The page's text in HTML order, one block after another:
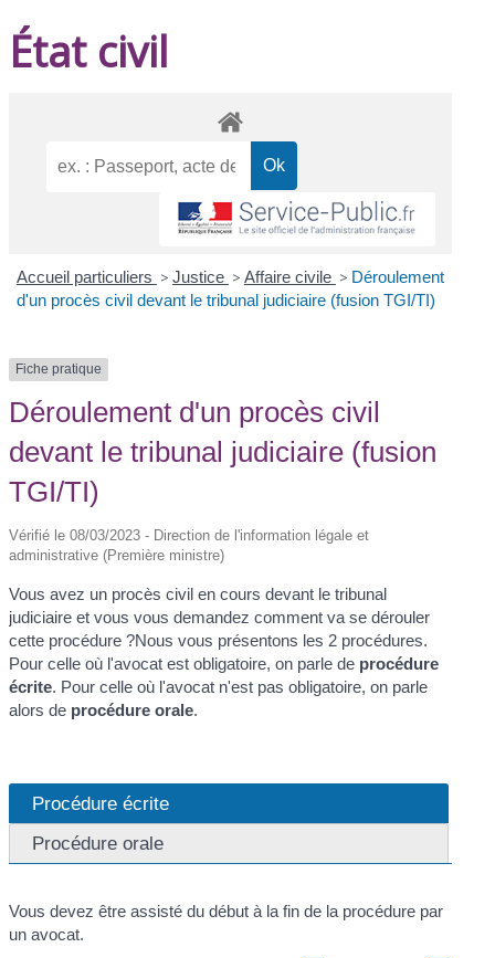
État civil
Accueil particuliers > Justice > Affaire civile > Déroulement
d'un procès civil devant le tribunal judiciaire (fusion TGI/TI)
Fiche pratique
Déroulement d'un procès civil
devant le tribunal judiciaire (fusion
TGI/TI)
Vérifié le 08/03/2023 - Direction de l'information légale et
administrative (Première ministre)
Vous avez un procès civil en cours devant le tribunal
judiciaire et vous vous demandez comment va se dérouler
cette procédure ?Nous vous présentons les 2 procédures.
Pour celle où l'avocat est obligatoire, on parle de procédure
écrite. Pour celle où l'avocat n'est pas obligatoire, on parle
alors de procédure orale.
Procédure écrite
Procédure orale
Vous devez être assisté du début à la fin de la procédure par
un avocat.